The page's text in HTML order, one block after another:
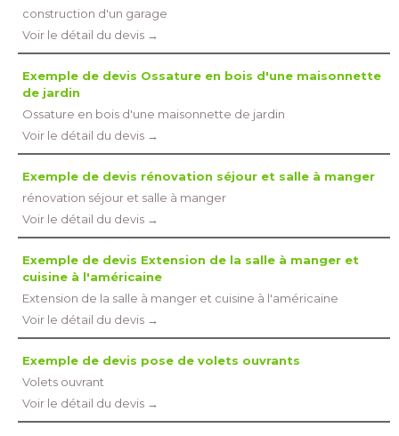
construction d'un garage
Voir le détail du devis →
Exemple de devis Ossature en bois d'une maisonnette
de jardin
Ossature en bois d'une maisonnette de jardin
Voir le détail du devis →
Exemple de devis rénovation séjour et salle à manger
rénovation séjour et salle à manger
Voir le détail du devis →
Exemple de devis Extension de la salle à manger et
cuisine à l'américaine
Extension de la salle à manger et cuisine à l'américaine
Voir le détail du devis →
Exemple de devis pose de volets ouvrants
Volets ouvrant
Voir le détail du devis →